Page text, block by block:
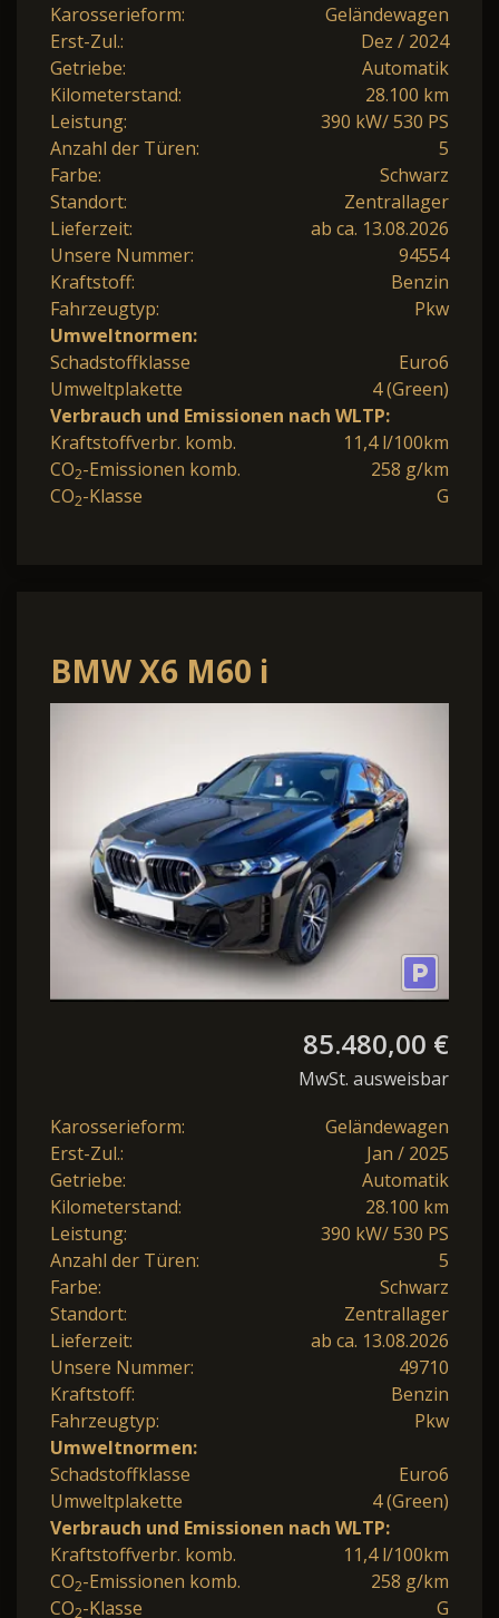
Karosserieform:
Geländewagen
Erst-Zul.:
Dez / 2024
Getriebe:
Automatik
Kilometerstand:
28.100 km
Leistung:
390 kW/ 530 PS
Anzahl der Türen:
5
Farbe:
Schwarz
Standort:
Zentrallager
Lieferzeit:
ab ca. 13.08.2026
Unsere Nummer:
94554
Kraftstoff:
Benzin
Fahrzeugtyp:
Pkw
Umweltnormen:
Schadstoffklasse
Euro6
Umweltplakette
4 (Green)
Verbrauch und Emissionen nach WLTP:
Kraftstoffverbr. komb.
11,4 l/100km
CO2-Emissionen komb.
258 g/km
CO2-Klasse G
BMW X6 M60 i
xDrive*UPE
85.480,00 €
MwSt. ausweisbar
Karosserieform:
Geländewagen
Erst-Zul.:
Jan / 2025
Getriebe:
Automatik
Kilometerstand:
28.100 km
Leistung:
390 kW/ 530 PS
Anzahl der Türen:
5
Farbe:
Schwarz
Standort:
Zentrallager
Lieferzeit:
ab ca. 13.08.2026
Unsere Nummer:
49710
Kraftstoff:
Benzin
Fahrzeugtyp:
Pkw
Umweltnormen:
Schadstoffklasse
Euro6
Umweltplakette
4 (Green)
Verbrauch und Emissionen nach WLTP:
Kraftstoffverbr. komb.
11,4 l/100km
CO2-Emissionen komb.
258 g/km
CO2-Klasse G